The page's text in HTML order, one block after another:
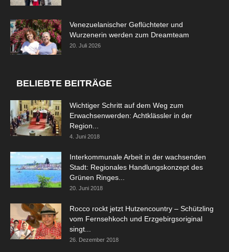
Venezuelanischer Geflüchteter und
Wurzenerin werden zum Dreamteam
20. Juli 2026
BELIEBTE BEITRÄGE
Wichtiger Schritt auf dem Weg zum
Erwachsenwerden: Achtklässler in der
Region...
4. Juni 2018
Interkommunale Arbeit in der wachsenden
Stadt: Regionales Handlungskonzept des
Grünen Ringes...
20. Juni 2018
Rocco rockt jetzt Hutzencountry – Schützling
vom Fernsehkoch und Erzgebirgsoriginal
singt...
26. Dezember 2018